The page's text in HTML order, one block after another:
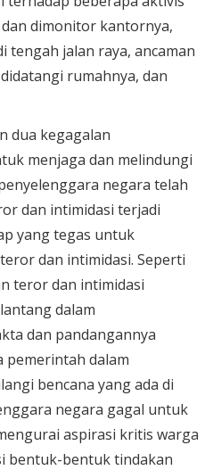
dimonitor kantornya,
tengah jalan raya, ancaman
rumahnya, dan
dua kegagalan
menjaga dan melindungi
negara telah
dan intimidasi terjadi
yang tegas untuk
dan intimidasi. Seperti
teror dan intimidasi
dalam
dan pandangannya
pemerintah dalam
bencana yang ada di
negara gagal untuk
aspirasi kritis warga
bentuk-bentuk tindakan